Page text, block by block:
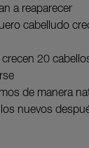
a reaparecer
cabelludo
20
de manera
nuevos